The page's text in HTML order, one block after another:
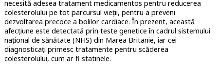
necesită adesea tratament medicamentos pentru reducerea
colesterolului pe tot parcursul vieții, pentru a preveni
dezvoltarea precoce a bolilor cardiace. În prezent, această
afecțiune este detectată prin teste genetice în cadrul sistemului
național de sănătate (NHS) din Marea Britanie, iar cei
diagnosticați primesc tratamente pentru scăderea
colesterolului, cum ar fi statinele.